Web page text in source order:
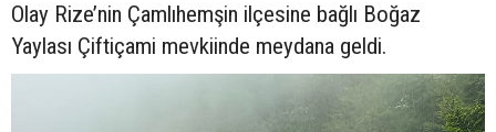
Olay Rize’nin Çamlıhemşin ilçesine bağlı Boğaz
Yaylası Çiftiçami mevkiinde meydana geldi.